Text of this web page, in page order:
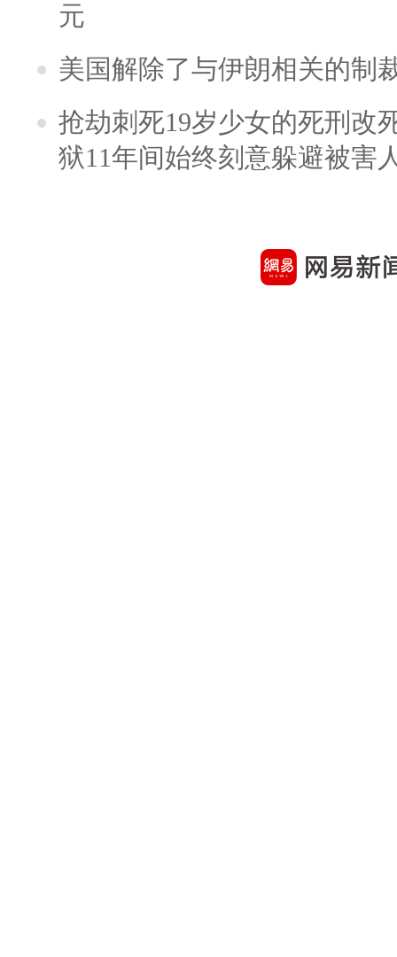
元
美国解除了与伊朗相关的制
抢劫刺死19岁少女的死刑改
狱11年间始终刻意躲避被害